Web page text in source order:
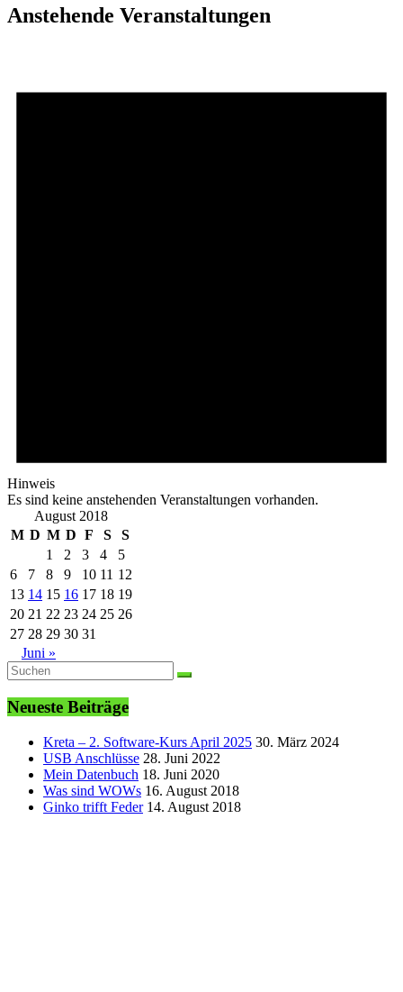
Anstehende Veranstaltungen
Hinweis
Es sind keine anstehenden Veranstaltungen vorhanden.
August 2018
M D M D F S
S
1
2 3 4
5
6
7 8 9 10 11 12
13 14 15 16 17 18 19
20 21 22 23 24 25 26
27 28 29 30 31
Juni »
Neueste Beiträge
Kreta – 2. Software-Kurs April 2025 30. März 2024
USB Anschlüsse 28. Juni 2022
Mein Datenbuch 18. Juni 2020
Was sind WOWs 16. August 2018
Ginko trifft Feder 14. August 2018